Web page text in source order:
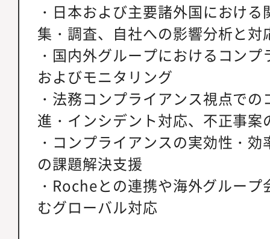
・日本および主要諸外国におけ
集・調査、自社への影響分析と対
・国内外グループにおけるコン
およびモニタリング
・法務コンプライアンス視点で
進・インシデント対応、不正事案
・コンプライアンスの実効性・
の課題解決支援
・Rocheとの連携や海外グルー
むグローバル対応